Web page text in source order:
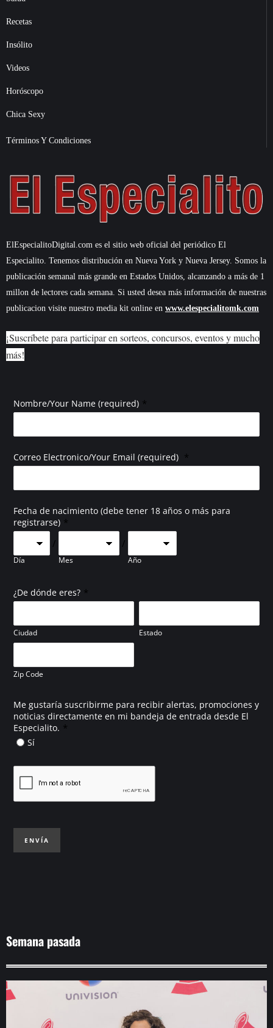
Recetas
Insólito
Videos
Horóscopo
Chica Sexy
Términos Y Condiciones
ElEspecialitoDigital.com es el sitio web oficial del periódico El
Especialito. Tenemos distribución en Nueva York y Nueva Jersey. Somos la
publicación semanal más grande en Estados Unidos, alcanzando a más de 1
millon de lectores cada semana. Si usted desea más información de nuestras
publicacion visite nuestro media kit online en www.elespecialitomk.com
¡Suscríbete para participar en sorteos, concursos, eventos y mucho
más!
Nombre/Your Name (required) *
Correo Electronico/Your Email (required) *
Fecha de nacimiento (debe tener 18 años o más para
registrarse) *
Día
/
Mes
/
Año
¿De dónde eres? *
Ciudad Estado
Zip Code
Me gustaría suscribirme para recibir alertas, promociones y
noticias directamente en mi bandeja de entrada desde El
Especialito. *
Sí
ENVÍA
Semana pasada